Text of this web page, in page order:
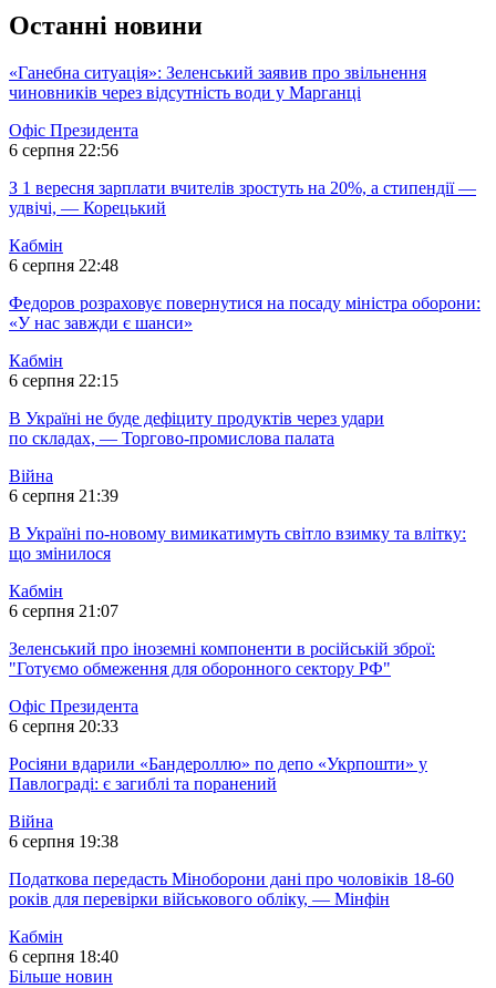
Останні новини
«Ганебна ситуація»: Зеленський заявив про звільнення
чиновників через відсутність води у Марганці
Офіс Президента
6 серпня 22:56
З 1 вересня зарплати вчителів зростуть на 20%, а стипендії —
удвічі, — Корецький
Кабмін
6 серпня 22:48
Федоров розраховує повернутися на посаду міністра оборони:
«У нас завжди є шанси»
Кабмін
6 серпня 22:15
В Україні не буде дефіциту продуктів через удари
по складах, — Торгово-промислова палата
Війна
6 серпня 21:39
В Україні по-новому вимикатимуть світло взимку та влітку:
що змінилося
Кабмін
6 серпня 21:07
Зеленський про іноземні компоненти в російській зброї:
"Готуємо обмеження для оборонного сектору РФ"
Офіс Президента
6 серпня 20:33
Росіяни вдарили «Бандероллю» по депо «Укрпошти» у
Павлограді: є загиблі та поранений
Війна
6 серпня 19:38
Податкова передасть Міноборони дані про чоловіків 18-60
років для перевірки військового обліку, — Мінфін
Кабмін
6 серпня 18:40
Більше новин